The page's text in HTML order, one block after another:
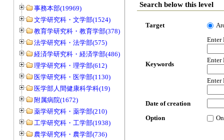
事務本部(19969)
文学研究科・文学部(1524)
教育学研究科・教育学部(378)
法学研究科・法学部(575)
経済学研究科・経済学部(486)
理学研究科・理学部(612)
医学研究科・医学部(1130)
医学部人間健康科学科(19)
附属病院(1672)
薬学研究科・薬学部(210)
工学研究科・工学部(1938)
農学研究科・農学部(736)
Search below this level
Target
Keywords
Enter
Enter
Enter
Date of creation
Option